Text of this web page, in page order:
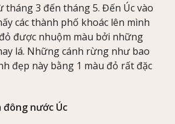
tháng 3 đến tháng 5. Đến Úc vào
các thành phố khoác lên mình
được nhuộm màu bởi những
lá. Những cánh rừng như bao
đẹp này bằng 1 màu đỏ rất đặc
nước Úc